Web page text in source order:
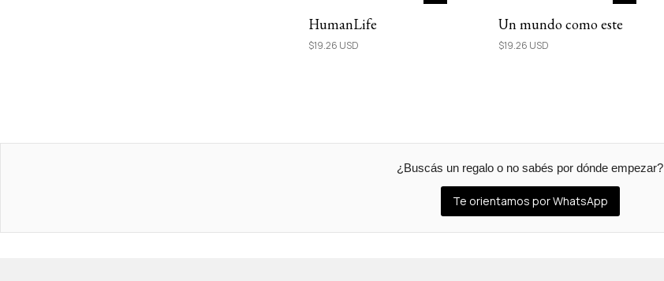
HumanLife
$19.26 USD
Un mundo como este
$19.26 USD
¿Buscás un regalo o no sabés por dónde empezar?
Te orientamos por WhatsApp